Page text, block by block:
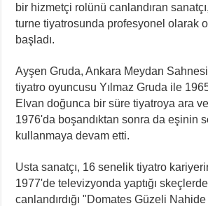
bir hizmetçi rolünü canlandıran
turne tiyatrosunda profesyonel olarak
başladı.
Ayşen Gruda, Ankara Meydan
tiyatro oyuncusu Yılmaz Gruda ile
Elvan doğunca bir süre tiyatroya ara
1976'da boşandıktan sonra da eşinin
kullanmaya devam etti.
Usta sanatçı, 16 senelik tiyatro
1977'de televizyonda yaptığı
canlandırdığı "Domates Güzeli